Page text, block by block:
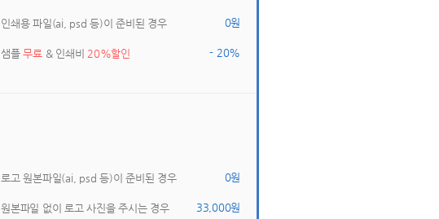
0원
인쇄용 파일(ai, psd 등)이 준비된 경우
- 20%
샘플 무료 & 인쇄비 20%할인
0원
로고 원본파일(ai, psd 등)이 준비된 경우
33,000원
원본파일 없이 로고 사진을 주시는 경우